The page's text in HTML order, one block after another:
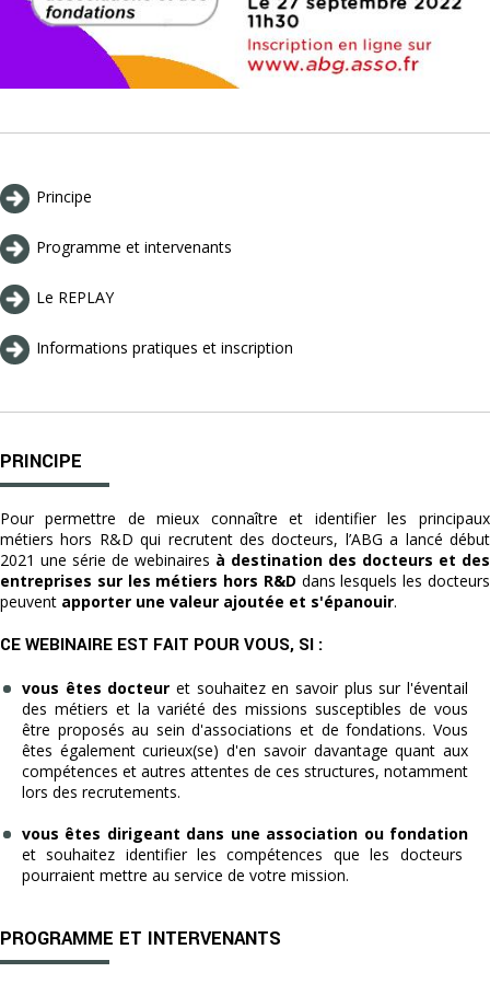
Principe
Programme et intervenants
Le REPLAY
Informations pratiques et inscription
PRINCIPE
Pour permettre de mieux connaître et identifier les principaux
métiers hors R&D qui recrutent des docteurs, l’ABG a lancé début
2021 une série de webinaires à destination des docteurs et des
entreprises sur les métiers hors R&D dans lesquels les docteurs
peuvent apporter une valeur ajoutée et s'épanouir.
CE WEBINAIRE EST FAIT POUR VOUS, SI :
vous êtes docteur et souhaitez en savoir plus sur l'éventail
des métiers et la variété des missions susceptibles de vous
être proposés au sein d'associations et de fondations. Vous
êtes également curieux(se) d'en savoir davantage quant aux
compétences et autres attentes de ces structures, notamment
lors des recrutements.
vous êtes dirigeant dans une association ou fondation
et souhaitez identifier les compétences que les docteurs
pourraient mettre au service de votre mission.
PROGRAMME ET INTERVENANTS